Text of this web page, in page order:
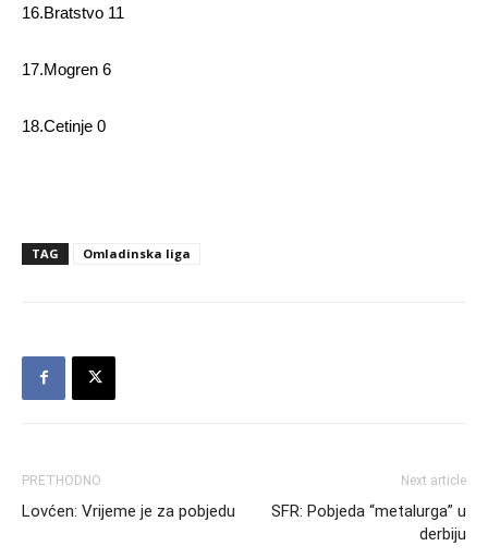
16.Bratstvo 11
17.Mogren 6
18.Cetinje 0
TAG Omladinska liga
PRETHODNO
Lovćen: Vrijeme je za pobjedu
Next article
SFR: Pobjeda “metalurga” u
derbiju